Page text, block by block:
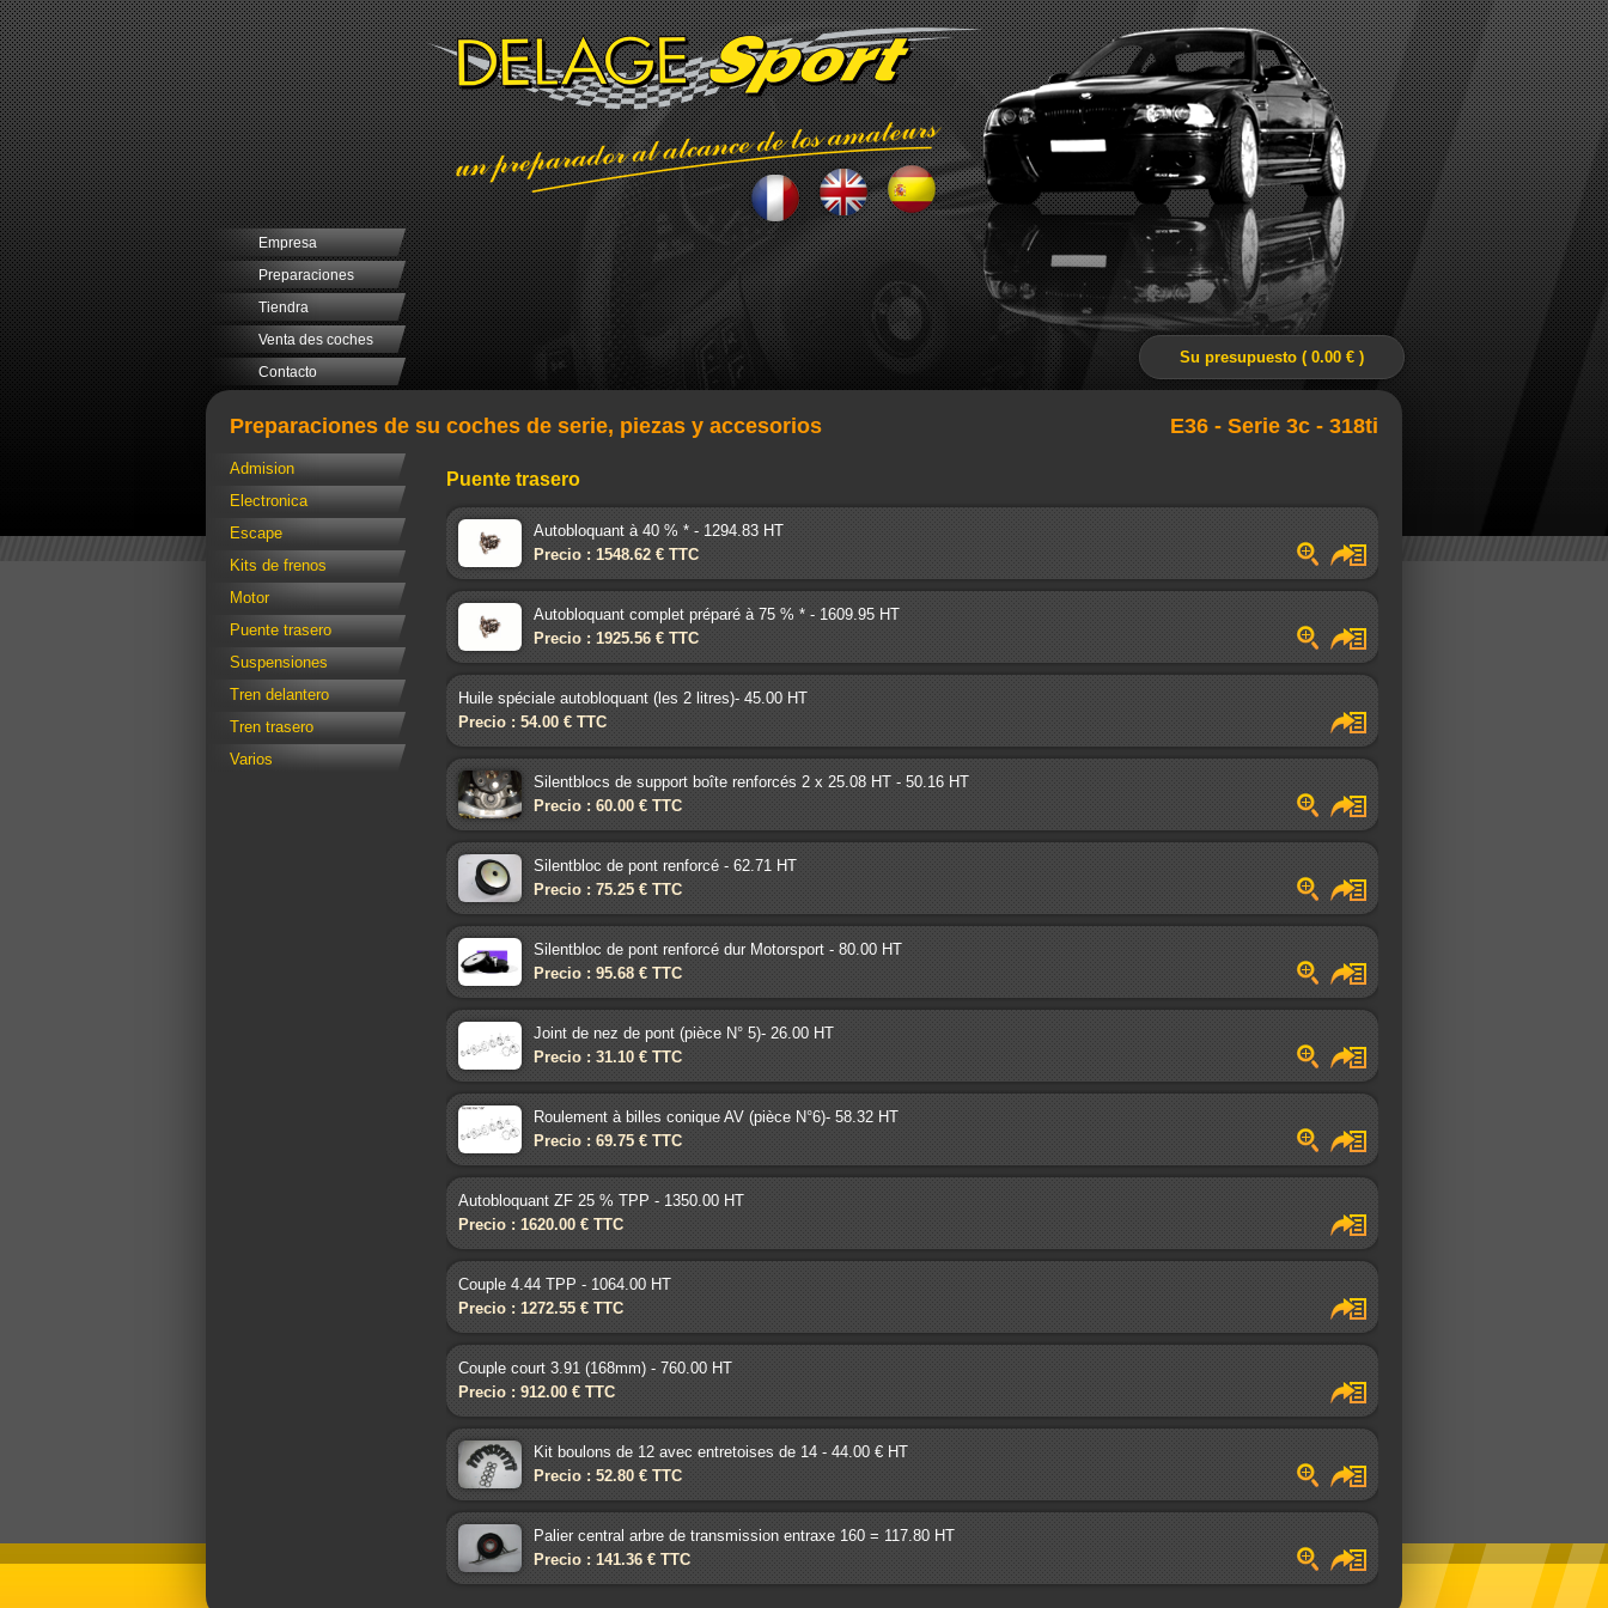
Empresa
Preparaciones
Tiendra
Venta des coches
Contacto
E36 - Serie 3c - 318ti
Preparaciones de su coches de serie, piezas y accesorios
Su presupuesto ( 0.00 € )
Admision
Electronica
Escape
Kits de frenos
Motor
Puente trasero
Suspensiones
Tren delantero
Tren trasero
Varios
Puente trasero
Autobloquant à 40 % * - 1294.83 HT
Precio : 1548.62 € TTC
Autobloquant complet préparé à 75 % * - 1609.95 HT
Precio : 1925.56 € TTC
Huile spéciale autobloquant (les 2 litres)- 45.00 HT
Precio : 54.00 € TTC
Silentblocs de support boîte renforcés 2 x 25.08 HT - 50.16 HT
Precio : 60.00 € TTC
Silentbloc de pont renforcé - 62.71 HT
Precio : 75.25 € TTC
Silentbloc de pont renforcé dur Motorsport - 80.00 HT
Precio : 95.68 € TTC
Joint de nez de pont (pièce N° 5)- 26.00 HT
Precio : 31.10 € TTC
Roulement à billes conique AV (pièce N°6)- 58.32 HT
Precio : 69.75 € TTC
Autobloquant ZF 25 % TPP - 1350.00 HT
Precio : 1620.00 € TTC
Couple 4.44 TPP - 1064.00 HT
Precio : 1272.55 € TTC
Couple court 3.91 (168mm) - 760.00 HT
Precio : 912.00 € TTC
Kit boulons de 12 avec entretoises de 14 - 44.00 € HT
Precio : 52.80 € TTC
Palier central arbre de transmission entraxe 160 = 117.80 HT
Precio : 141.36 € TTC